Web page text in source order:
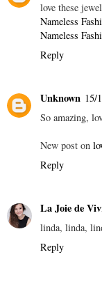
love these
Nameless
Nameless
Reply
Unknown 15/
So amazing,
New post on
Reply
La Joie de
linda, linda,
Reply